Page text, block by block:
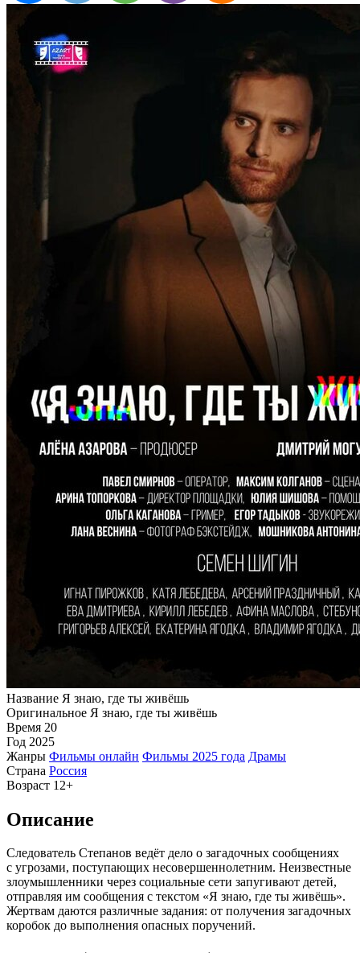
Название Я знаю, где ты живёшь
Оригинальное Я знаю, где ты живёшь
Время 20
Год 2025
Жанры Фильмы онлайн Фильмы 2025 года Драмы
Страна Россия
Возраст 12+
Описание
Следователь Степанов ведёт дело о загадочных сообщениях
с угрозами, поступающих несовершеннолетним. Неизвестные
злоумышленники через социальные сети запугивают детей,
отправляя им сообщения с текстом «Я знаю, где ты живёшь».
Жертвам даются различные задания: от получения загадочных
коробок до выполнения опасных поручений.